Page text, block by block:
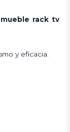
mueble rack tv
y eficacia.